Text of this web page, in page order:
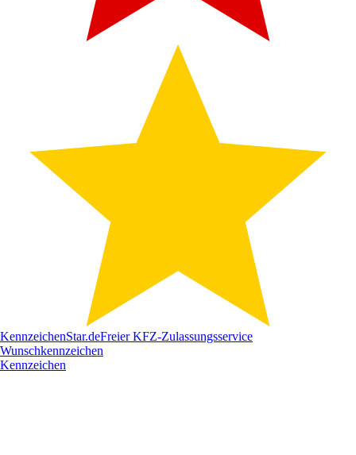
KennzeichenStar.deFreier KFZ-Zulassungsservice
Wunschkennzeichen
Kennzeichen